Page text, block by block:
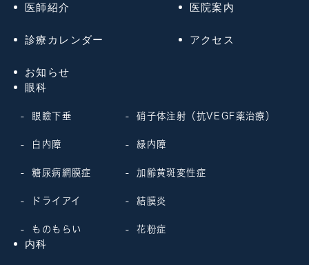
医師紹介 医院案内
診療カレンダー アクセス
お知らせ
眼科
眼瞼下垂 硝子体注射（抗VEGF薬治療）
白内障 緑内障
糖尿病網膜症 加齢黄斑変性症
ドライアイ 結膜炎
ものもらい 花粉症
内科